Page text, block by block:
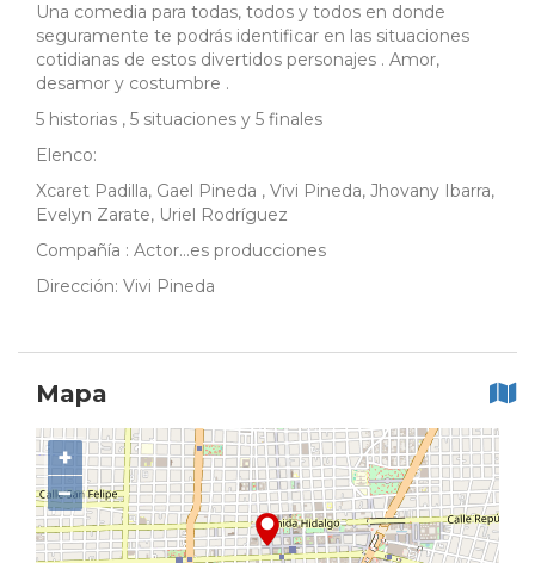
Una comedia para todas, todos y todos en donde
seguramente te podrás identificar en las situaciones
cotidianas de estos divertidos personajes . Amor,
desamor y costumbre .
5 historias , 5 situaciones y 5 finales
Elenco:
Xcaret Padilla, Gael Pineda , Vivi Pineda, Jhovany Ibarra,
Evelyn Zarate, Uriel Rodríguez
Compañía : Actor...es producciones
Dirección: Vivi Pineda
Mapa
+
−